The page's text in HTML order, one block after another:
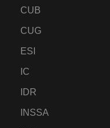
CUB
CUG
ESI
IC
IDR
INSSA